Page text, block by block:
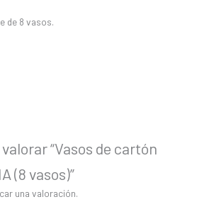
de 8 vasos.
“Vasos de cartón
(8 vasos)”
una valoración.